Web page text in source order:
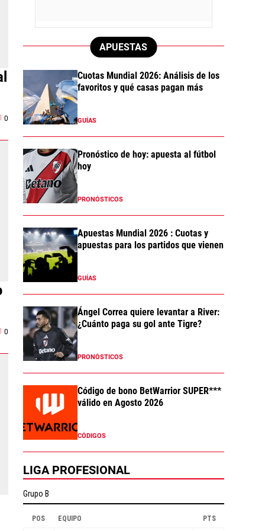
0
0
APUESTAS
Cuotas Mundial 2026: Análisis de los
favoritos y qué casas pagan más
GUÍAS
Pronóstico de hoy: apuesta al fútbol
hoy
PRONÓSTICOS
Apuestas Mundial 2026 : Cuotas y
apuestas para los partidos que vienen
GUÍAS
Ángel Correa quiere levantar a River:
¿Cuánto paga su gol ante Tigre?
PRONÓSTICOS
Código de bono BetWarrior SUPER***
válido en Agosto 2026
CÓDIGOS
LIGA PROFESIONAL